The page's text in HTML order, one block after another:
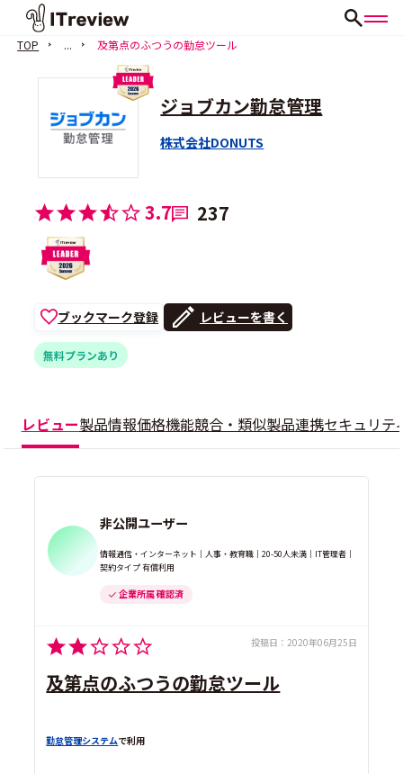
TOP ... 及第点のふつうの勤怠ツール
ジョブカン勤怠管理
株式会社DONUTS
3.7 237
ブックマーク登録 レビューを書く
無料プランあり
レビュー製品情報価格機能競合・類似製品連携セキュリテ
非公開ユーザー
情報通信・インターネット｜人事・教育職｜20-50人未満｜IT管理者｜
契約タイプ 有償利用
企業所属 確認済
投稿日： 2020年06月25日
及第点のふつうの勤怠ツール
勤怠管理システムで利用